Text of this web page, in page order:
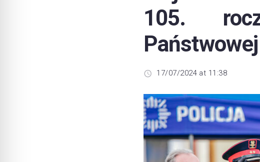
105.
Państwowej
17/07/2024 at 11:38